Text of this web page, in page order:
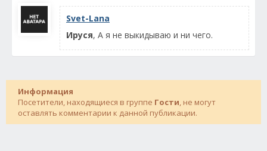
Svet-Lana
Ируся, А я не выкидываю и ни чего.
Информация
Посетители, находящиеся в группе Гости, не могут
оставлять комментарии к данной публикации.